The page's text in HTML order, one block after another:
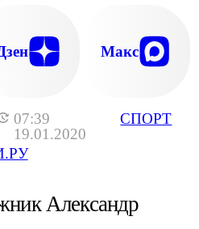
07:39
19.01.2020
СПОРТ
Макс
Александр